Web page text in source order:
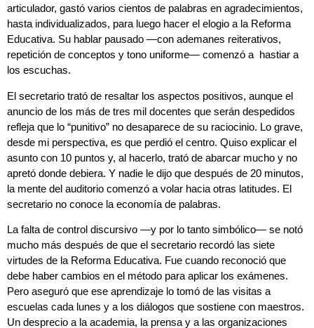
articulador, gastó varios cientos de palabras en agradecimientos,
hasta individualizados, para luego hacer el elogio a la Reforma
Educativa. Su hablar pausado —con ademanes reiterativos,
repetición de conceptos y tono uniforme— comenzó a hastiar a
los escuchas.
El secretario trató de resaltar los aspectos positivos, aunque el
anuncio de los más de tres mil docentes que serán despedidos
refleja que lo “punitivo” no desaparece de su raciocinio. Lo grave,
desde mi perspectiva, es que perdió el centro. Quiso explicar el
asunto con 10 puntos y, al hacerlo, trató de abarcar mucho y no
apretó donde debiera. Y nadie le dijo que después de 20 minutos,
la mente del auditorio comenzó a volar hacia otras latitudes. El
secretario no conoce la economía de palabras.
La falta de control discursivo —y por lo tanto simbólico— se notó
mucho más después de que el secretario recordó las siete
virtudes de la Reforma Educativa. Fue cuando reconoció que
debe haber cambios en el método para aplicar los exámenes.
Pero aseguró que ese aprendizaje lo tomó de las visitas a
escuelas cada lunes y a los diálogos que sostiene con maestros.
Un desprecio a la academia, la prensa y a las organizaciones